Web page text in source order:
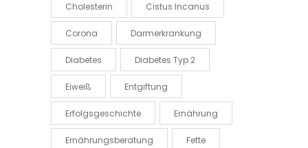
Cholesterin Cistus Incanus
Corona Darmerkrankung
Diabetes Diabetes Typ 2
Eiweiß Entgiftung
Erfolgsgeschichte Ernährung
Ernährungsberatung Fette